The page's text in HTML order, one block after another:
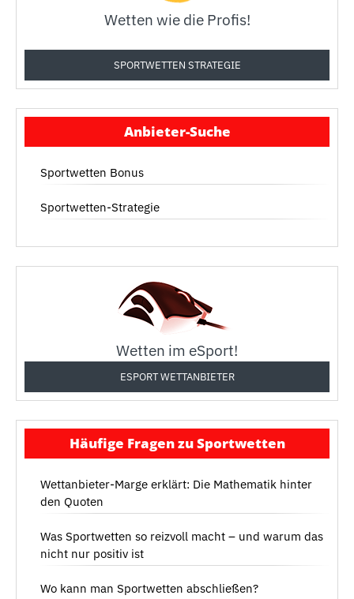
Wetten wie die Profis!
SPORTWETTEN STRATEGIE
Anbieter-Suche
Sportwetten Bonus
Sportwetten-Strategie
Wetten im eSport!
ESPORT WETTANBIETER
Häufige Fragen zu Sportwetten
Wettanbieter-Marge erklärt: Die Mathematik hinter
den Quoten
Was Sportwetten so reizvoll macht – und warum das
nicht nur positiv ist
Wo kann man Sportwetten abschließen?